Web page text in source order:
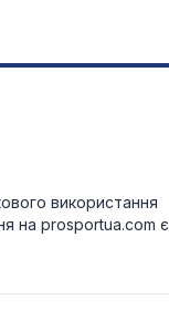
використання
на prosportua.com є